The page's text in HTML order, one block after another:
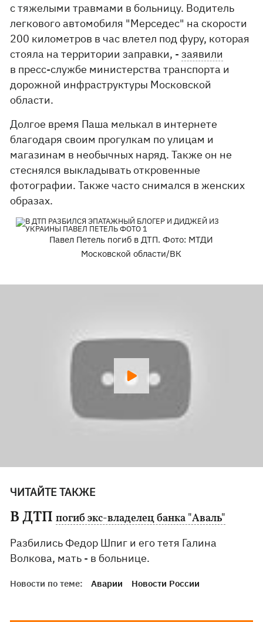
с тяжелыми травмами в больницу. Водитель
легкового автомобиля "Мерседес" на скорости
200 километров в час влетел под фуру, которая
стояла на территории заправки, -заявили
в пресс-службе министерства транспорта и
дорожной инфраструктуры Московской
области.
Долгое время Паша мелькал в интернете
благодаря своим прогулкам по улицам и
магазинам в необычных наряд. Также он не
стеснялся выкладывать откровенные
фотографии. Также часто снимался в женских
образах.
Павел Петель погиб в ДТП. Фото: МТДИ
Московской области/ВК
ЧИТАЙТЕ ТАКЖЕ
В ДТПпогиб экс-владелец банка "Аваль"
Разбились Федор Шпиг и его тетя Галина
Волкова, мать - в больнице.
Новости по теме: Аварии Новости России